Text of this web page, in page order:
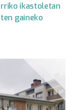
ikastoletan
gaineko